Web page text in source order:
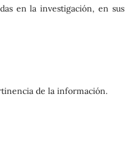
en la investigación, en sus
de la información.